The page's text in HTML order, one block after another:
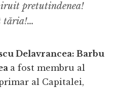
pretutindenea!
tăria!…
Delavrancea: Barbu
a fost membru al
al Capitalei,